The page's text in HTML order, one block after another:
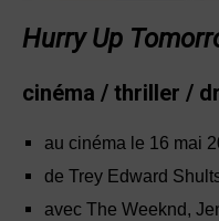
Hurry Up
cinéma / thriller /
au cinéma le 16 mai
de Trey Edward
avec The Weeknd,